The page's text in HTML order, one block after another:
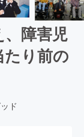
、障害児
たり前の
ド